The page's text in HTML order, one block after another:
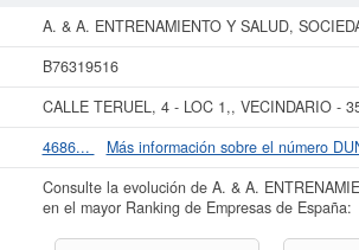
estén relacionadas. La empresaA. & A.
€. Esta empresa figura inscrita en el Registro
la empresa A. & A. ENTRENAMIENTO Y
Y SALUD, SOCIEDAD LIMITADA. y
los balances y cuentas de resultados
actualización del informe de empresa se ha
A. & A. ENTRENAMIENTO Y SALUD,
B76319516
CALLE TERUEL, 4 - LOC 1,, VECINDARIO -
4686... Más información sobre el número
Consulte la evolución de A. & A.
en el mayor Ranking de Empresas de España: